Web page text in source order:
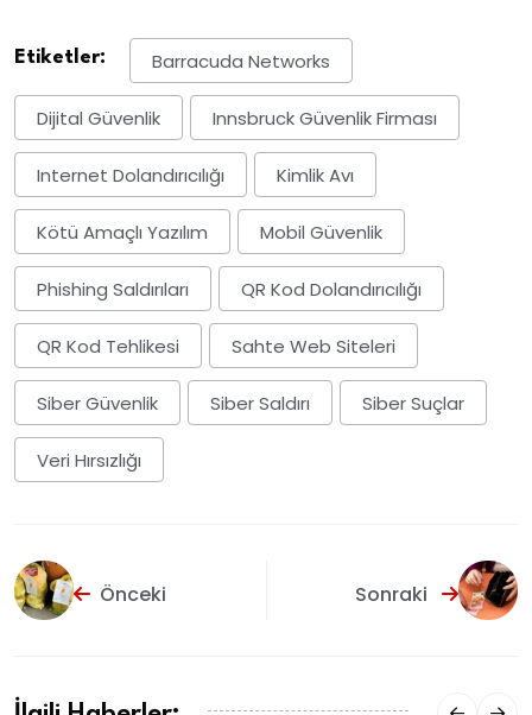
Etiketler: Barracuda Networks
Dijital Güvenlik Innsbruck Güvenlik Firması
Internet Dolandırıcılığı Kimlik Avı
Kötü Amaçlı Yazılım Mobil Güvenlik
Phishing Saldırıları QR Kod Dolandırıcılığı
QR Kod Tehlikesi Sahte Web Siteleri
Siber Güvenlik Siber Saldırı Siber Suçlar
Veri Hırsızlığı
Önceki Sonraki